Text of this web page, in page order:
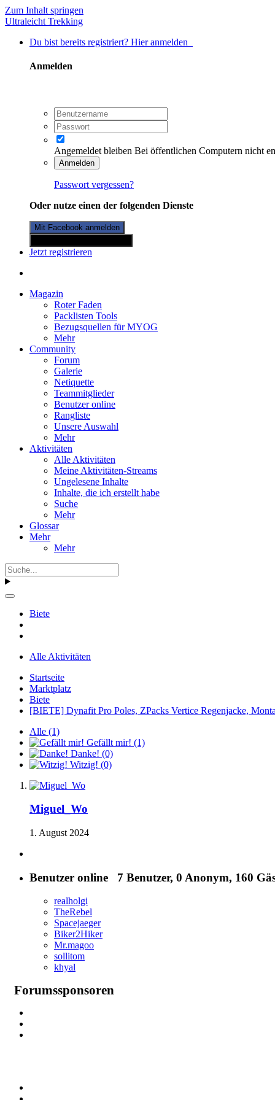
Zum Inhalt springen
Ultraleicht Trekking
Du bist bereits registriert? Hier anmelden
Anmelden
Angemeldet bleiben Bei öffentlichen Computern nicht
Anmelden
Passwort vergessen?
Oder nutze einen der folgenden Dienste
Mit Facebook anmelden
Jetzt registrieren
Magazin
Roter Faden
Packlisten Tools
Bezugsquellen für MYOG
Mehr
Community
Forum
Galerie
Netiquette
Teammitglieder
Benutzer online
Rangliste
Unsere Auswahl
Mehr
Aktivitäten
Alle Aktivitäten
Meine Aktivitäten-Streams
Ungelesene Inhalte
Inhalte, die ich erstellt habe
Suche
Mehr
Glossar
Mehr
Mehr
Biete
Alle Aktivitäten
Startseite
Marktplatz
Biete
[BIETE] Dynafit Pro Poles, ZPacks Vertice Regenjacke,
Alle (1)
Gefällt mir! (1)
Danke! (0)
Witzig! (0)
Miguel_Wo
1. August 2024
Benutzer online 7 Benutzer, 0 Anonym, 160
realholgi
TheRebel
Spacejaeger
Biker2Hiker
Mr.magoo
sollitom
khyal
Forumssponsoren